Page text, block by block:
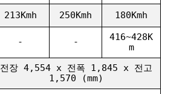
213Kmh 250Kmh
180Kmh
- -
416~428K
m
전장 4,554 x 전폭 1,845 x 전고
1,570 (mm)